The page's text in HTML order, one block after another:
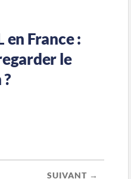
en France :
le
SUIVANT →